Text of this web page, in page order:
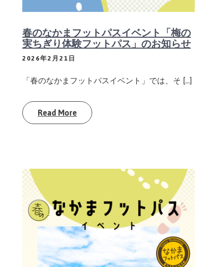
春のなかまフットパスイベント「梅の
実ちぎり体験フットパス」のお知らせ
2026年2月21日
「春のなかまフットパスイベント」では、そ […]
Read More